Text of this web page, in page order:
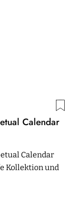
Calendar
Calendar
Kollektion und